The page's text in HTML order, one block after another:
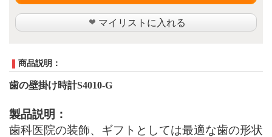
マイリストに入れる
商品説明：
歯の壁掛け時計S4010-G
製品説明：
歯科医院の装飾、ギフトとしては最適な歯の形状